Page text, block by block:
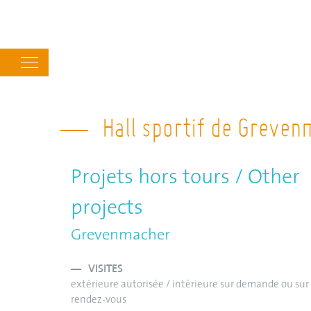
navigation
Hall sportif de
Projets hors tours / Other
projects
Grevenmacher
VISITES
extérieure autorisée / intérieure sur demande ou sur
rendez-vous